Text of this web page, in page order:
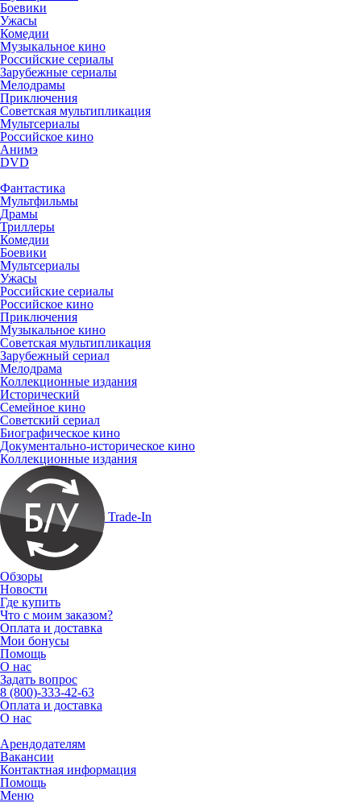
Боевики
Ужасы
Комедии
Музыкальное кино
Российские сериалы
Зарубежные сериалы
Мелодрамы
Приключения
Советская мультипликация
Мультсериалы
Российское кино
Анимэ
DVD
Фантастика
Мультфильмы
Драмы
Триллеры
Комедии
Боевики
Мультсериалы
Ужасы
Российские сериалы
Российское кино
Приключения
Музыкальное кино
Советская мультипликация
Зарубежный сериал
Мелодрама
Коллекционные издания
Исторический
Семейное кино
Советский сериал
Биографическое кино
Документально-историческое кино
Коллекционные издания
Trade-In
Обзоры
Новости
Где купить
Что с моим заказом?
Оплата и доставка
Мои бонусы
Помощь
О нас
Задать вопрос
8 (800)-333-42-63
Оплата и доставка
О нас
Арендодателям
Вакансии
Контактная информация
Помощь
Меню